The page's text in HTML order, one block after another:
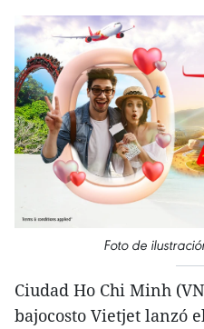
Foto de
Ciudad Ho Chi Minh
bajocosto Vietjet lanzó